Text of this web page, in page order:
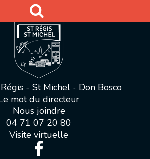
- St Michel - Don Bosco
mot du directeur
Nous joindre
04 71 07 20 80
Visite virtuelle